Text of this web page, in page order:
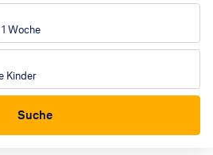
1 Woche
Kinder
Suche